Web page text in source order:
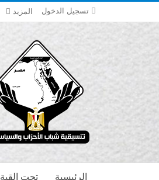
تسجيل الدخول المزيد
تحت القبة الرئيسية